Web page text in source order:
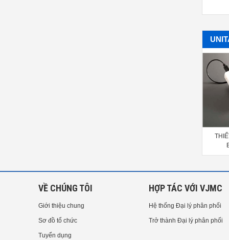
VỀ CHÚNG TÔI
Giới thiệu chung
Sơ đồ tổ chức
Tuyển dụng
HỢP TÁC VỚI VJMC
Hệ thống Đại lý phân phối
Trở thành Đại lý phân phối